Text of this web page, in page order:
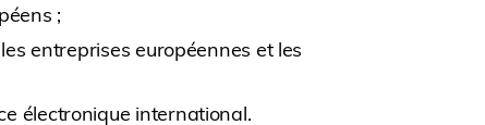
;
entreprises européennes et les
électronique international.